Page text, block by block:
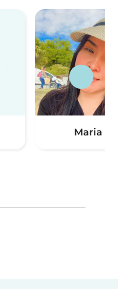
Maria